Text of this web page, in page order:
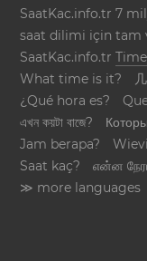
SaatKac.info.tr 7
saat dilimi için tam
SaatKac.info.tr
What time is it?
¿Qué hora es?
এখন কয়টা বাজে?
Jam berapa?
Saat kaç?
என்ன
≫ more languages